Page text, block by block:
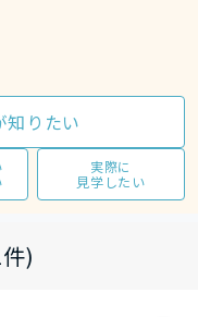
知りたい
実際に
見学したい
)